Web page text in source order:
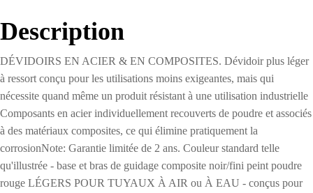
Description
DÉVIDOIRS EN ACIER & EN COMPOSITES. Dévidoir plus léger
à ressort conçu pour les utilisations moins exigeantes, mais qui
nécessite quand même un produit résistant à une utilisation industrielle
Composants en acier individuellement recouverts de poudre et associés
à des matériaux composites, ce qui élimine pratiquement la
corrosionNote: Garantie limitée de 2 ans. Couleur standard telle
qu'illustrée - base et bras de guidage composite noir/fini peint poudre
rouge LÉGERS POUR TUYAUX À AIR ou À EAU - conçus pour